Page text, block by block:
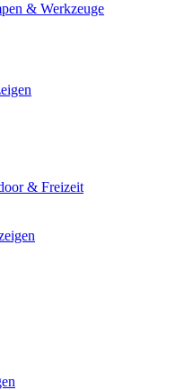
& Werkzeuge
& Freizeit